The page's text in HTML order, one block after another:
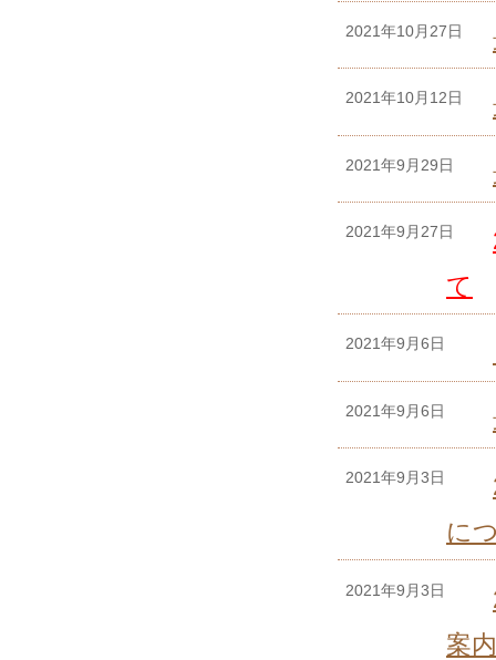
2021年10月27日
2021年10月12日
2021年9月29日
2021年9月27日
て
2021年9月6日
2021年9月6日
2021年9月3日
に
2021年9月3日
案内